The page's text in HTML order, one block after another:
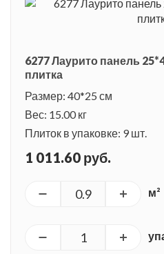
6277 Лаурито панель
плитка
Размер: 40*25 см
Вес: 15.00 кг
Плиток в упаковке: 9 шт.
1 011.60 руб.
м²